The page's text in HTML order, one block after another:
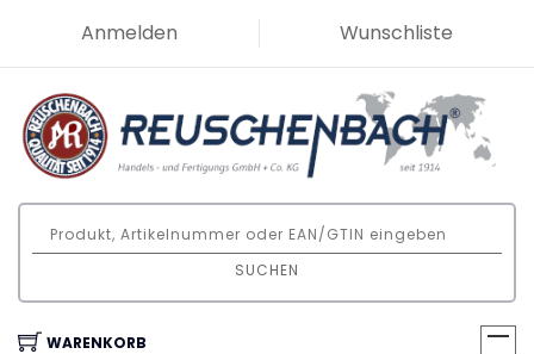
Anmelden Wunschliste
SUCHEN
WARENKORB